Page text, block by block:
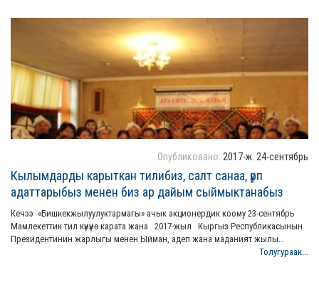
Опубликовано: 2017-ж. 24-сентябрь
Кылымдарды карыткан тилибиз, салт санаа, үрп
адаттарыбыз менен биз ар дайым сыймыктанабыз
Кечээ «Бишкекжылуулуктармагы» ачык акционердик коому 23-сентябрь
Мамлекеттик тил күнүнө карата жана 2017-жыл Кыргыз Республикасынын
Президентинин жарлыгы менен Ыйман, адеп жана маданият жылы…
Толугураак...